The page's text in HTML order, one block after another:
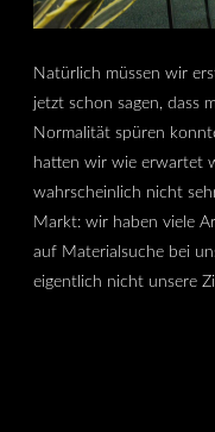
Natürlich müssen wir
jetzt schon sagen, dass
Normalität spüren
hatten wir wie erwartet
wahrscheinlich nicht
Markt: wir haben viele
auf Materialsuche bei
eigentlich nicht unsere